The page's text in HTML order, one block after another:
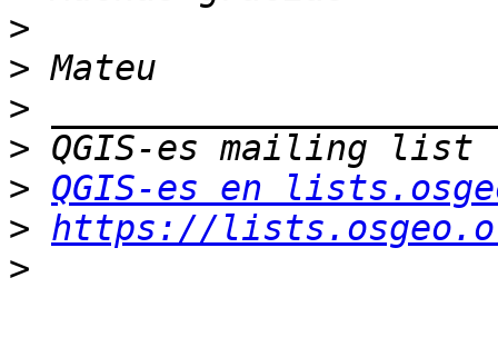
>
>
>
>
> QGIS-es en
> https://
>